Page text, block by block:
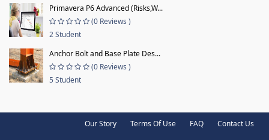
Primavera P6 Advanced (Risks,W...
(0 Reviews )
2 Student
Anchor Bolt and Base Plate Des...
(0 Reviews )
5 Student
Our Story Terms Of Use FAQ Contact Us